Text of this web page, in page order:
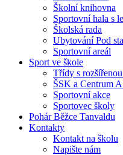
Školní knihovna
Sportovní hala s
Školská rada
Ubytování Pod
Sportovní areál
Sport ve škole
Třídy s
ŠSK a Centrum
Sportovní akce
Sportovec školy
Pohár Běžce Tanvaldu
Kontakty
Kontakt na školu
Napište nám